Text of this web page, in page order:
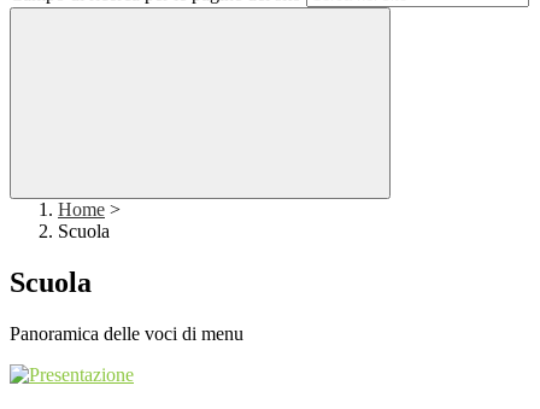
Home >
Scuola
Scuola
Panoramica delle voci di menu